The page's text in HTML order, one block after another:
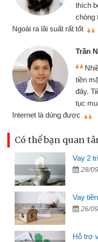
vì thời gian giải ngân nhanh
cả đều thực hiện Online.
Nam - Tài xế
lần mua sắm không mang
mình đều vay tiền nóng tại
vào thẻ ngay là mình lại tiếp
sắm. Chỉ cần điện thoại có
Có thể bạn quan
Vay 2
28/
Vay
26/
Hỗ trợ